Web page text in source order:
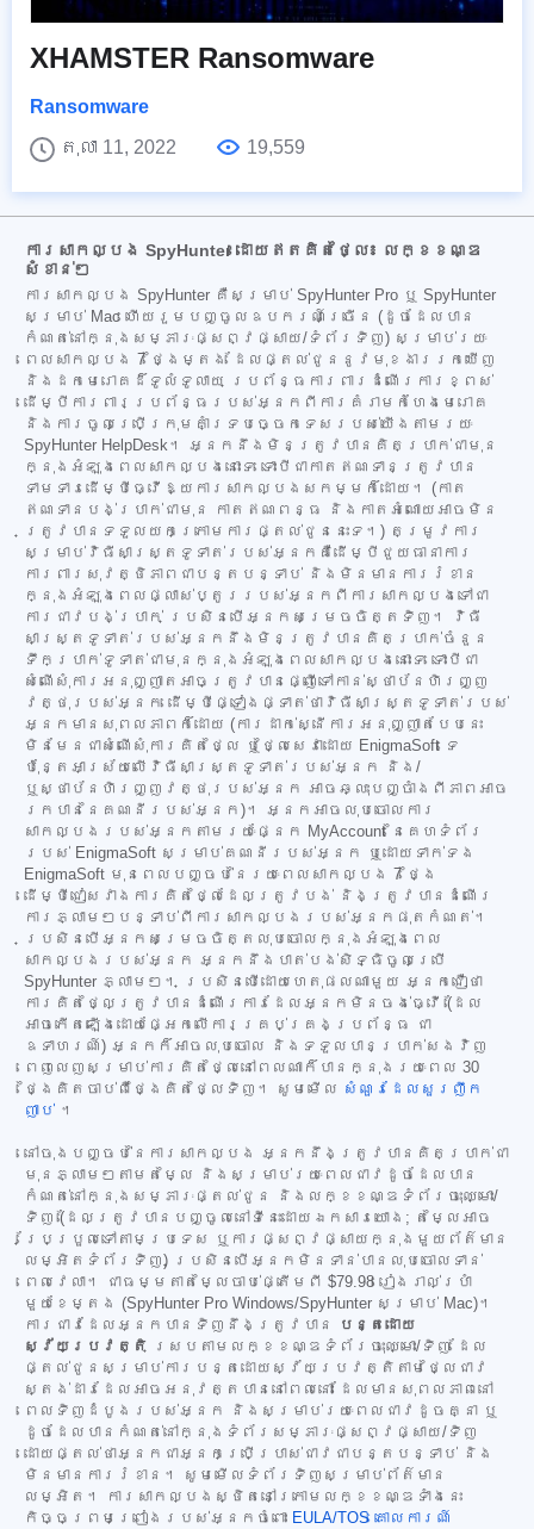
XHAMSTER Ransomware
Ransomware
តុលា 11, 2022
19,559
ការសាកល្បង SpyHunter ដោយឥតគិតថ្លៃ៖ លក្ខខណ្ឌ
សំខាន់ៗ
ការសាកល្បង SpyHunter គឺសម្រាប់ SpyHunter Pro ឬ SpyHunter
សម្រាប់ Mac ហើយរួមបញ្ចូលឧបករណ៍ច្រើន (ដូចដែលបាន
កំណត់នៅក្នុងសម្ភារៈផ្សព្វផ្សាយ/ទំព័រទិញ) សម្រាប់រយៈ
ពេលសាកល្បង 7 ថ្ងៃម្តង ដែលផ្តល់ជូននូវមុខងាររកឃើញ
និងដកមេរោគដ៏ទូលំទូលាយ ប្រព័ន្ធការពារដំណើរការខ្ពស់
ដើម្បីការពារប្រព័ន្ធរបស់អ្នកពីការគំរាមកំហែងមេរោគ
និងការចូលប្រើក្រុមគាំទ្របច្ចេកទេសរបស់យើងតាមរយៈ
SpyHunter HelpDesk។ អ្នកនឹងមិនត្រូវបានគិតប្រាក់ជាមុន
ក្នុងអំឡុងពេលសាកល្បងនោះទេ ទោះបីជាកាតឥណទានត្រូវបាន
ទាមទារដើម្បីធ្វើឱ្យការសាកល្បងសកម្មក៏ដោយ។ (កាត
ឥណទានបង់ប្រាក់ជាមុន កាតឥណពន្ធ និងកាតអំណោយអាចមិន
ត្រូវបានទទួលយកក្រោមការផ្តល់ជូននេះទេ។) តម្រូវការ
សម្រាប់វិធីសាស្ត្រទូទាត់របស់អ្នកគឺដើម្បីជួយធានាការ
ការពារសុវត្ថិភាពជាបន្តបន្ទាប់ និងមិនមានការរំខាន
ក្នុងអំឡុងពេលផ្លាស់ប្តូររបស់អ្នកពីការសាកល្បងទៅជា
ការជាវបង់ប្រាក់ ប្រសិនបើអ្នកសម្រេចចិត្តទិញ។ វិធី
សាស្ត្រទូទាត់របស់អ្នកនឹងមិនត្រូវបានគិតប្រាក់ចំនួន
ទឹកប្រាក់ទូទាត់ជាមុនក្នុងអំឡុងពេលសាកល្បងនោះទេ ទោះបីជា
សំណើសុំការអនុញ្ញាតអាចត្រូវបានផ្ញើទៅកាន់ស្ថាប័នហិរញ្ញ
វត្ថុរបស់អ្នក ដើម្បីផ្ទៀងផ្ទាត់ថាវិធីសាស្ត្រទូទាត់របស់
អ្នកមានសុពលភាពក៏ដោយ (ការដាក់ស្នើការអនុញ្ញាតបែបនេះ
មិនមែនជាសំណើសុំការគិតថ្លៃ ឬថ្លៃសេវាដោយ EnigmaSoft ទេ
ប៉ុន្តែអាស្រ័យលើវិធីសាស្ត្រទូទាត់របស់អ្នក និង/
ឬស្ថាប័នហិរញ្ញវត្ថុរបស់អ្នក អាចឆ្លុះបញ្ចាំងពីភាពអាច
រកបាននៃគណនីរបស់អ្នក)។ អ្នកអាចលុបចោលការ
សាកល្បងរបស់អ្នកតាមរយៈផ្នែក MyAccount នៃគេហទំព័រ
របស់ EnigmaSoft សម្រាប់គណនីរបស់អ្នក ឬដោយទាក់ទង
EnigmaSoft មុនពេលបញ្ចប់នៃរយៈពេលសាកល្បង 7 ថ្ងៃ
ដើម្បីជៀសវាងការគិតថ្លៃដែលត្រូវបង់ និងត្រូវបានដំណើរ
ការភ្លាមៗបន្ទាប់ពីការសាកល្បងរបស់អ្នកផុតកំណត់។
ប្រសិនបើអ្នកសម្រេចចិត្តលុបចោលក្នុងអំឡុងពេល
សាកល្បងរបស់អ្នក អ្នកនឹងបាត់បង់សិទ្ធិចូលប្រើ
SpyHunter ភ្លាមៗ។ ប្រសិនបើដោយហេតុផលណាមួយ អ្នកជឿថា
ការគិតថ្លៃត្រូវបានដំណើរការដែលអ្នកមិនចង់ធ្វើ (ដែល
អាចកើតឡើងដោយផ្អែកលើការគ្រប់គ្រងប្រព័ន្ធ ជា
ឧទាហរណ៍) អ្នកក៏អាចលុបចោល និងទទួលបានប្រាក់សងវិញ
ពេញលេញសម្រាប់ការគិតថ្លៃនៅពេលណាក៏បានក្នុងរយៈពេល 30
ថ្ងៃគិតចាប់ពីថ្ងៃគិតថ្លៃទិញ។ សូមមើល សំណួរដែលសួរញឹក
ញាប់ ។
នៅចុងបញ្ចប់នៃការសាកល្បង អ្នកនឹងត្រូវបានគិតប្រាក់ជា
មុនភ្លាមៗតាមតម្លៃ និងសម្រាប់រយៈពេលជាវដូចដែលបាន
កំណត់នៅក្នុងសម្ភារៈផ្តល់ជូន និងលក្ខខណ្ឌទំព័រចុះឈ្មោះ/
ទិញ (ដែលត្រូវបានបញ្ចូលនៅទីនេះដោយឯកសារយោង; តម្លៃអាច
ប្រែប្រួលទៅតាមប្រទេស ឬការផ្សព្វផ្សាយក្នុងមួយព័ត៌មាន
លម្អិតទំព័រទិញ) ប្រសិនបើអ្នកមិនទាន់បានលុបចោលទាន់
ពេលវេលា។ ជាធម្មតាតម្លៃចាប់ផ្តើមពី $79.98 រៀងរាល់ប្រាំ
មួយខែម្តង (SpyHunter Pro Windows/SpyHunter សម្រាប់ Mac)។
ការជាវដែលអ្នកបានទិញនឹងត្រូវបាន
បន្តដោយ
ស្វ័យប្រវត្តិ ស្របតាមលក្ខខណ្ឌទំព័រចុះឈ្មោះ/ទិញ ដែល
ផ្តល់ជូនសម្រាប់ការបន្តដោយស្វ័យប្រវត្តិតាមថ្លៃជាវ
ស្តង់ដារដែលអាចអនុវត្តបាននៅពេលនោះ ដែលមានសុពលភាពនៅ
ពេលទិញដំបូងរបស់អ្នក និងសម្រាប់រយៈពេលជាវដូចគ្នា ឬ
ដូចដែលបានកំណត់នៅក្នុងទំព័រសម្ភារៈផ្សព្វផ្សាយ/ទិញ
ដោយផ្តល់ថាអ្នកជាអ្នកប្រើប្រាស់ជាវជាបន្តបន្ទាប់ និង
មិនមានការរំខាន។ សូមមើលទំព័រទិញសម្រាប់ព័ត៌មាន
លម្អិត។ ការសាកល្បងស្ថិតនៅក្រោមលក្ខខណ្ឌទាំងនេះ
កិច្ចព្រមព្រៀងរបស់អ្នកចំពោះ EULA/TOS គោលការណ៍